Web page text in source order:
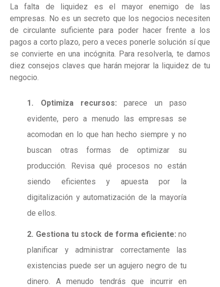
La falta de liquidez es el mayor enemigo de las
empresas. No es un secreto que los negocios necesiten
de circulante suficiente para poder hacer frente a los
pagos a corto plazo, pero a veces ponerle solución sí que
se convierte en una incógnita. Para resolverla, te damos
diez consejos claves que harán mejorar la liquidez de tu
negocio.
1. Optimiza recursos:parece un paso
evidente, pero a menudo las empresas se
acomodan en lo que han hecho siempre y no
buscan otras formas de optimizar su
producción. Revisa qué procesos no están
siendo eficientes y apuesta por la
digitalización y automatización de la mayoría
de ellos.
2. Gestiona tu stock de forma eficiente: no
planificar y administrar correctamente las
existencias puede ser un agujero negro de tu
dinero. A menudo tendrás que incurrir en